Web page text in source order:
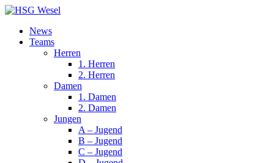
News
Teams
Herren
1. Herren
2. Herren
Damen
1. Damen
2. Damen
Jungen
A – Jugend
B – Jugend
C – Jugend